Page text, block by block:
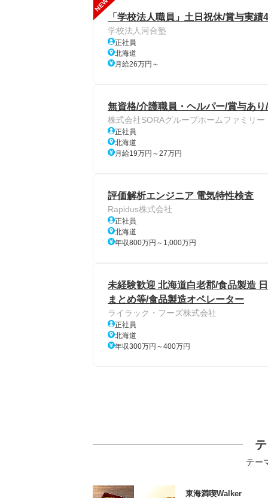
NEW
「学校法人職員」土日祝休/賞与実績
学校法人河合塾
正社員
北海道
月給26万円～
無資格/介護職員・ヘルパー/賞与あ
株式会社SORAグループホームファミリー
正社員
北海道
月給19万円～27万円
評価解析エンジニア 電気特性検査
Rapidus株式会社
正社員
北海道
年収800万円～1,000万円
未経験歓迎 北海道白老郡/食品製造
まとめ等/食品製造オペレーター
ライラック・フーズ株式会社
正社員
北海道
年収300万円～400万円
テー
東海満喫Walker